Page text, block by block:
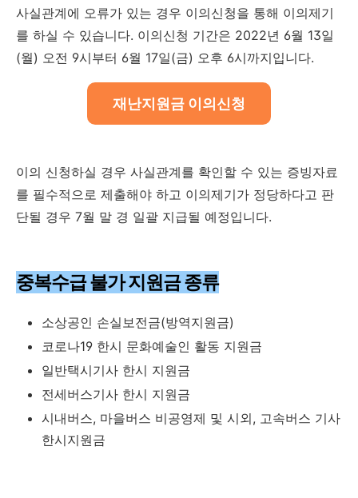
사실관계에 오류가 있는 경우 이의신청을 통해 이의제기
를 하실 수 있습니다. 이의신청 기간은 2022년 6월 13일
(월) 오전 9시부터 6월 17일(금) 오후 6시까지입니다.
재난지원금 이의신청
이의 신청하실 경우 사실관계를 확인할 수 있는 증빙자료
를 필수적으로 제출해야 하고 이의제기가 정당하다고 판
단될 경우 7월 말 경 일괄 지급될 예정입니다.
중복수급 불가 지원금 종류
소상공인 손실보전금(방역지원금)
코로나19 한시 문화예술인 활동 지원금
일반택시기사 한시 지원금
전세버스기사 한시 지원금
시내버스, 마을버스 비공영제 및 시외, 고속버스 기사
한시지원금